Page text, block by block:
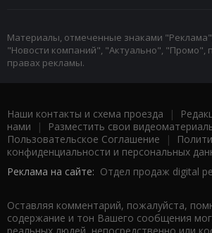
Материалы, отмеченные знаками
"Новости компаний", "Актуально", "Промо",
правах рекламы.
Наши контакты и схема проезда |
нами | Разместить свои
Пользовательское Соглашение |
конфиденциальности и персональных
Реклама на сайте: Отдел продаж digital
Оставляя комментарий, пожалуйста,
содержание и тон Вашего сообщения
реальных людей, непосредственно или